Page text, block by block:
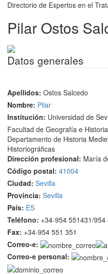
Directorio de Expertos en el
Pilar Ostos
Datos generales
Apellidos: Ostos Salcedo
Nombre: Pilar
Institución: Universidad de
Facultad de Geografía e
Departamento de Historia
Historiográficas
Dirección profesional: María
Código postal: 41004
Ciudad: Sevilla
Provincia: Sevilla
País: ES
Teléfono: +34-954 551431/954
Fax: +34-954 551 351
Correo-e:
Correo-e personal: